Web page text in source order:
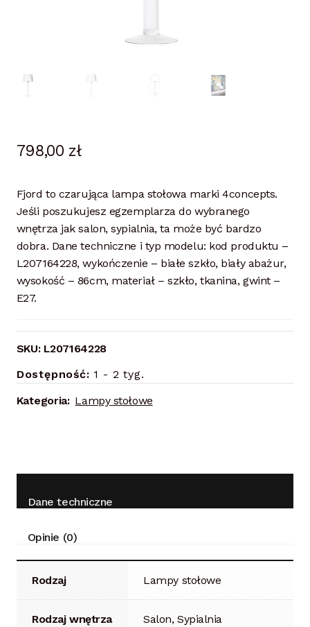
798,00 zł
Fjord to czarująca lampa stołowa marki 4concepts.
Jeśli poszukujesz egzemplarza do wybranego
wnętrza jak salon, sypialnia, ta może być bardzo
dobra. Dane techniczne i typ modelu: kod produktu –
L207164228, wykończenie – białe szkło, biały abażur,
wysokość – 86cm, materiał – szkło, tkanina, gwint –
E27.
SKU: L207164228
Dostępność: 1 - 2 tyg.
Kategoria: Lampy stołowe
Dane techniczne
Opinie (0)
Rodzaj Lampy stołowe
Rodzaj wnętrza Salon, Sypialnia